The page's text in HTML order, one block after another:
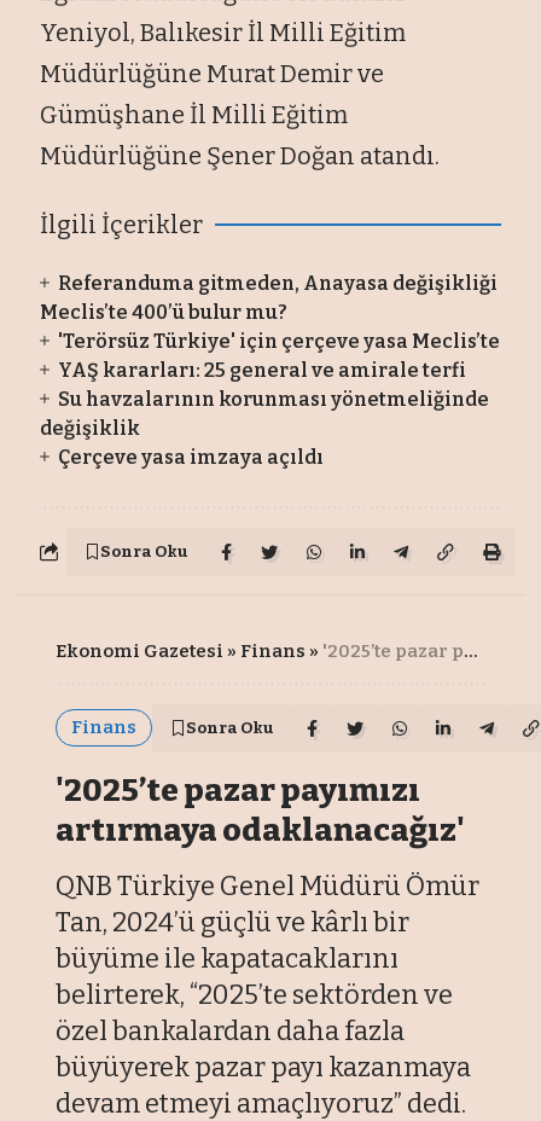
Yeniyol, Balıkesir İl Milli Eğitim
Müdürlüğüne Murat Demir ve
Gümüşhane İl Milli Eğitim
Müdürlüğüne Şener Doğan atandı.
İlgili İçerikler
Referanduma gitmeden, Anayasa değişikliği
Meclis’te 400’ü bulur mu?
'Terörsüz Türkiye' için çerçeve yasa Meclis’te
YAŞ kararları: 25 general ve amirale terfi
Su havzalarının korunması yönetmeliğinde
değişiklik
Çerçeve yasa imzaya açıldı
Sonra Oku
Ekonomi Gazetesi » Finans » '2025’te pazar payımızı artırmaya odaklanacağız'
Finans Sonra Oku
'2025’te pazar payımızı
artırmaya odaklanacağız'
QNB Türkiye Genel Müdürü Ömür
Tan, 2024’ü güçlü ve kârlı bir
büyüme ile kapatacaklarını
belirterek, “2025’te sektörden ve
özel bankalardan daha fazla
büyüyerek pazar payı kazanmaya
devam etmeyi amaçlıyoruz” dedi.